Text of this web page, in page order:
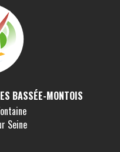
BASSÉE-MONTOIS
Seine